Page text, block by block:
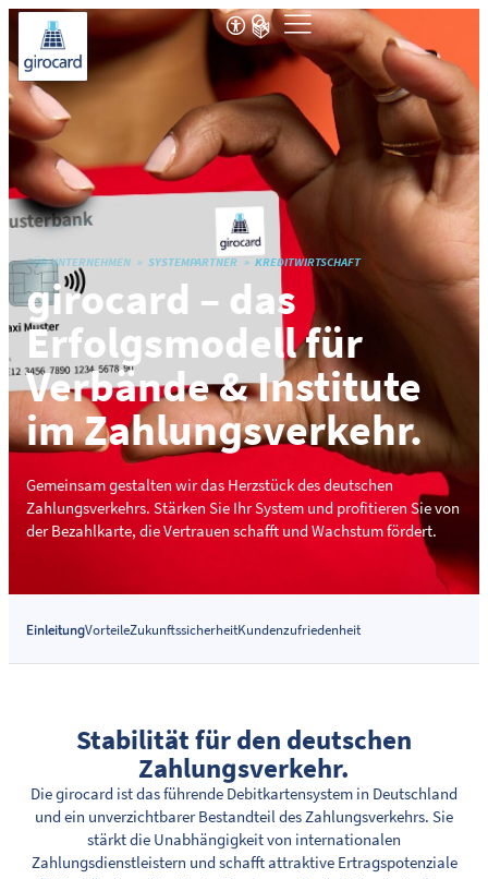
FÜR UNTERNEHMEN SYSTEMPARTNER KREDITWIRTSCHAFT
girocard – das
Erfolgsmodell für
Verbände & Institute
im Zahlungsverkehr.
Gemeinsam gestalten wir das Herzstück des deutschen
Zahlungsverkehrs. Stärken Sie Ihr System und profitieren Sie von
der Bezahlkarte, die Vertrauen schafft und Wachstum fördert.
EinleitungVorteileZukunftssicherheitKundenzufriedenheit
Stabilität für den deutschen
Zahlungsverkehr.
Die girocard ist das führende Debitkartensystem in Deutschland
und ein unverzichtbarer Bestandteil des Zahlungsverkehrs. Sie
stärkt die Unabhängigkeit von internationalen
Zahlungsdienstleistern und schafft attraktive Ertragspotenziale